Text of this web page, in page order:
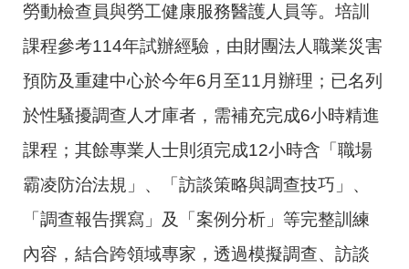
勞動檢查員與勞工健康服務醫護人員等。培訓
課程參考114年試辦經驗，由財團法人職業災害
預防及重建中心於今年6月至11月辦理；已名列
於性騷擾調查人才庫者，需補充完成6小時精進
課程；其餘專業人士則須完成12小時含「職場
霸凌防治法規」、「訪談策略與調查技巧」、
「調查報告撰寫」及「案例分析」等完整訓練
內容，結合跨領域專家，透過模擬調查、訪談